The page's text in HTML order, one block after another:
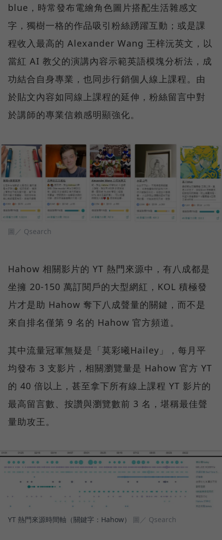
blue，時常發布電繪角色圖片搭配生活雜感文
字，獨樹一格的作品吸引粉絲踴躍互動；或是課
程收入最高的 Alexander Wang 王梓沅英文，以
當紅 AI 教父的演講內容示範英語模塊分析法，成
功結合自身專業，也同步行銷個人線上課程。由
於貼文內容如同線上課程的延伸，粉絲留言中對
於講師的專業信賴感明顯強化。
圖／ Qsearch
Hahow 相關影片的 YT 熱門來源中，有八成都是
坐擁 20-150 萬訂閱戶的大型網紅，KOL 積極發
片才是助 Hahow 奪下八成聲量的關鍵，而不是
來自排名僅第 9 名的 Hahow 官方頻道。
其中流量冠軍無疑是「莫彩曦Hailey」，每月平
均發布 3 支影片，相關瀏覽量是 Hahow 官方 YT
的 40 倍以上，甚至拿下所有線上課程 YT 影片的
最高留言數、按讚與瀏覽數前 3 名，堪稱最佳聲
量助攻王。
YT 熱門來源時間軸（關鍵字：Hahow） 圖／ Qsearch